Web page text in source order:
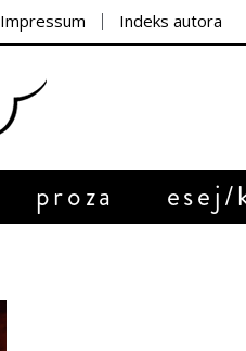
Impressum Indeks autora
proza